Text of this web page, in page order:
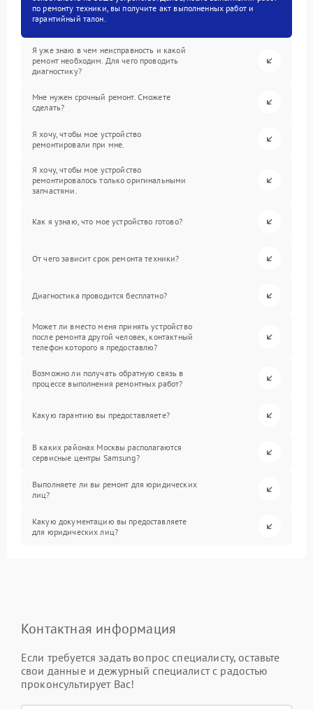
по ремонту техники, вы получите акт выполненных работ и
гарантийный талон.
Я уже знаю в чем неисправность и какой
ремонт необходим. Для чего проводить
диагностику?
Мне нужен срочный ремонт. Сможете
сделать?
Я хочу, чтобы мое устройство
ремонтировали при мне.
Я хочу, чтобы мое устройство
ремонтировалось только оригинальными
запчастями.
Как я узнаю, что мое устройство готово?
От чего зависит срок ремонта техники?
Диагностика проводится бесплатно?
Может ли вместо меня принять устройство
после ремонта другой человек, контактный
телефон которого я предоставлю?
Возможно ли получать обратную связь в
процессе выполнения ремонтных работ?
Какую гарантию вы предоставляете?
В каких районах Москвы располагаются
сервисные центры Samsung?
Выполняете ли вы ремонт для юридических
лиц?
Какую документацию вы предоставляете
для юридических лиц?
Контактная информация
Если требуется задать вопрос специалисту, оставьте
свои данные и дежурный специалист с радостью
проконсультирует Вас!